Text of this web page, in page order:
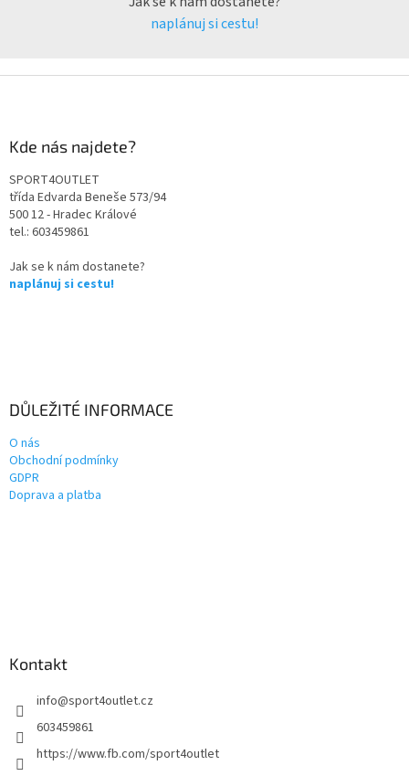
naplánuj si cestu!
Kde nás najdete?
SPORT4OUTLET
třída Edvarda Beneše 573/94
500 12 - Hradec Králové
tel.: 603459861
Jak se k nám dostanete?
naplánuj si cestu!
DŮLEŽITÉ INFORMACE
O nás
Obchodní podmínky
GDPR
Doprava a platba
Kontakt
info@sport4outlet.cz
603459861
https://www.fb.com/sport4outlet